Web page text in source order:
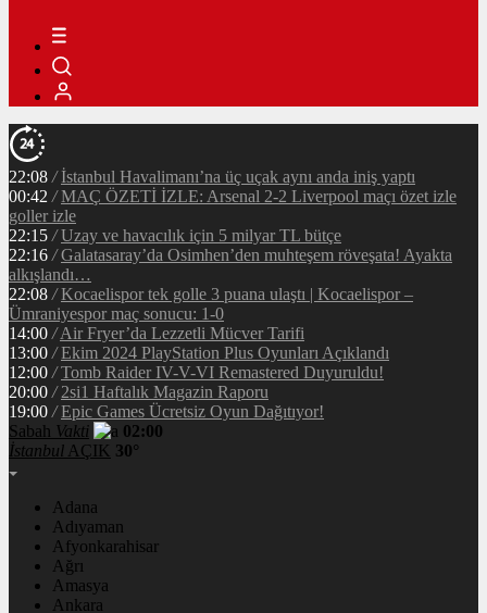
22:08 / İstanbul Havalimanı’na üç uçak aynı anda iniş yaptı
00:42 / MAÇ ÖZETİ İZLE: Arsenal 2-2 Liverpool maçı özet izle
goller izle
22:15 / Uzay ve havacılık için 5 milyar TL bütçe
22:16 / Galatasaray’da Osimhen’den muhteşem röveşata! Ayakta
alkışlandı…
22:08 / Kocaelispor tek golle 3 puana ulaştı | Kocaelispor –
Ümraniyespor maç sonucu: 1-0
14:00 / Air Fryer’da Lezzetli Mücver Tarifi
13:00 / Ekim 2024 PlayStation Plus Oyunları Açıklandı
12:00 / Tomb Raider IV-V-VI Remastered Duyuruldu!
20:00 / 2si1 Haftalık Magazin Raporu
19:00 / Epic Games Ücretsiz Oyun Dağıtıyor!
Sabah Vakti
02:00
İstanbul AÇIK 30°
Adana
Adıyaman
Afyonkarahisar
Ağrı
Amasya
Ankara